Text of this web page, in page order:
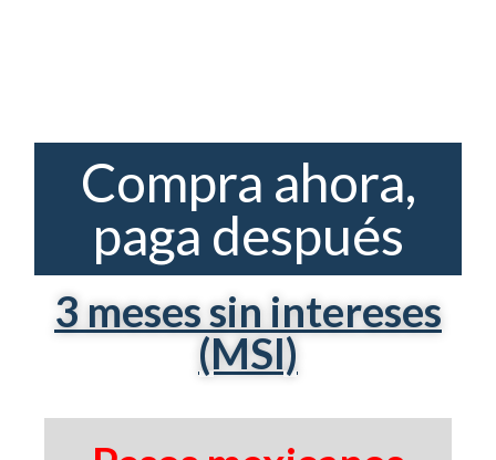
Compra ahora,
paga después
3 meses sin intereses
(MSI)